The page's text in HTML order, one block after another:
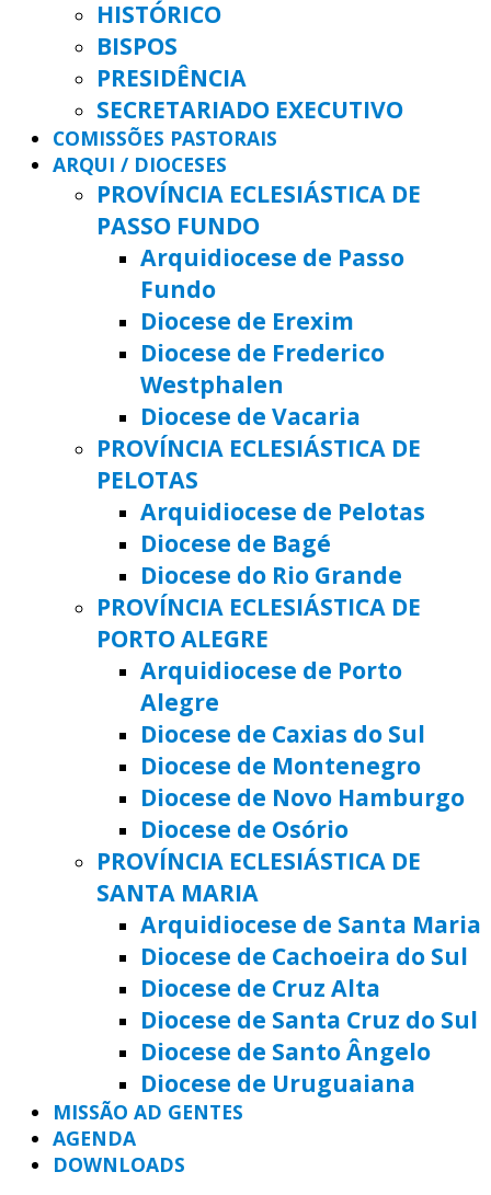
HISTÓRICO
BISPOS
PRESIDÊNCIA
SECRETARIADO EXECUTIVO
COMISSÕES PASTORAIS
ARQUI / DIOCESES
PROVÍNCIA ECLESIÁSTICA DE
PASSO FUNDO
Arquidiocese de Passo
Fundo
Diocese de Erexim
Diocese de Frederico
Westphalen
Diocese de Vacaria
PROVÍNCIA ECLESIÁSTICA DE
PELOTAS
Arquidiocese de Pelotas
Diocese de Bagé
Diocese do Rio Grande
PROVÍNCIA ECLESIÁSTICA DE
PORTO ALEGRE
Arquidiocese de Porto
Alegre
Diocese de Caxias do Sul
Diocese de Montenegro
Diocese de Novo Hamburgo
Diocese de Osório
PROVÍNCIA ECLESIÁSTICA DE
SANTA MARIA
Arquidiocese de Santa Maria
Diocese de Cachoeira do Sul
Diocese de Cruz Alta
Diocese de Santa Cruz do Sul
Diocese de Santo Ângelo
Diocese de Uruguaiana
MISSÃO AD GENTES
AGENDA
DOWNLOADS